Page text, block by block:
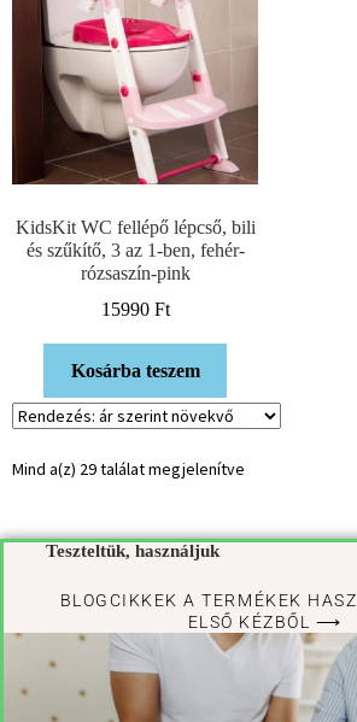
KidsKit WC fellépő lépcső, bili
és szűkítő, 3 az 1-ben, fehér-
rózsaszín-pink
15990 Ft
Kosárba teszem
Mind a(z) 29 találat megjelenítve
Teszteltük, használjuk
BLOGCIKKEK A TERMÉKEK
ELSŐ KÉZBŐL ⟶